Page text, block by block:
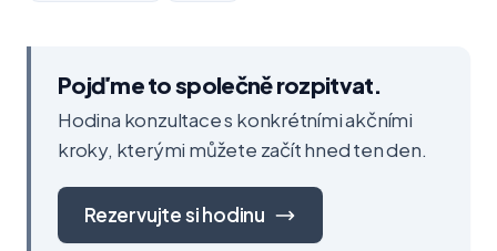
Pojďme to společně rozpitvat.
Hodina konzultace s konkrétními akčními
kroky, kterými můžete začít hned ten den.
Rezervujte si hodinu